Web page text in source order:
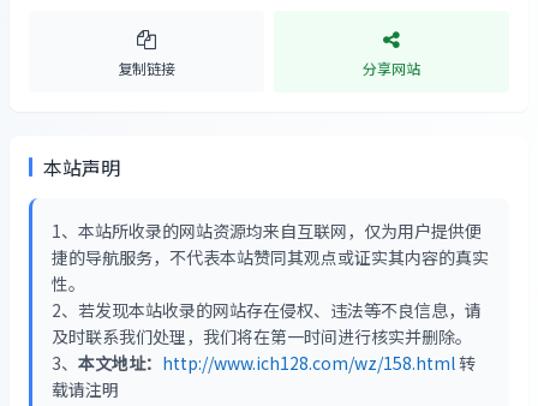
复制链接 分享网站
本站声明
1、本站所收录的网站资源均来自互联网，仅为用户提供便
捷的导航服务，不代表本站赞同其观点或证实其内容的真实
性。
2、若发现本站收录的网站存在侵权、违法等不良信息，请
及时联系我们处理，我们将在第一时间进行核实并删除。
3、 本文地址： http://www.ich128.com/wz/158.html转
载请注明